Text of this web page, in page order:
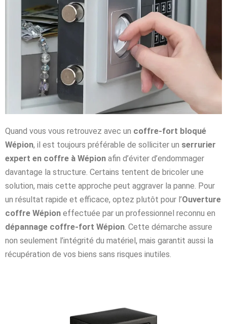
Quand vous vous retrouvez avec un coffre-fort bloqué
Wépion, il est toujours préférable de solliciter un serrurier
expert en coffre à Wépion afin d’éviter d’endommager
davantage la structure. Certains tentent de bricoler une
solution, mais cette approche peut aggraver la panne. Pour
un résultat rapide et efficace, optez plutôt pour l’Ouverture
coffre Wépion effectuée par un professionnel reconnu en
dépannage coffre-fort Wépion. Cette démarche assure
non seulement l’intégrité du matériel, mais garantit aussi la
récupération de vos biens sans risques inutiles.